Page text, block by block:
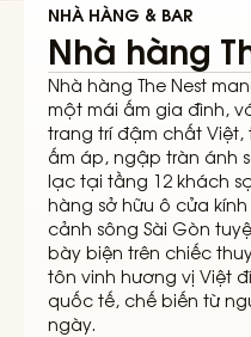
NHÀ HÀNG & BAR
Nhà hàng
Nhà hàng The Nest
một mái ấm gia đình,
trang trí đậm chất
ấm áp, ngập tràn ánh
lạc tại tầng 12 khách
hàng sở hữu ô cửa
cảnh sông Sài Gòn
bày biện trên chiếc
tôn vinh hương vị Việt
quốc tế, chế biến từ
ngày.